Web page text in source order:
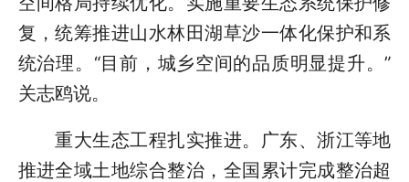
复，统筹推进山水林田湖草沙一体化保护和系
统治理。“目前，城乡空间的品质明显提升。”
关志鸥说。
重大生态工程扎实推进。广东、浙江等地
推进全域土地综合整治，全国累计完成整治超